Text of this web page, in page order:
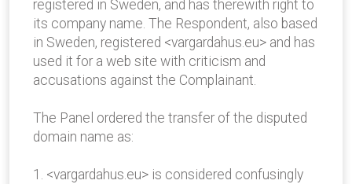
registered in Sweden, and has therewith right to
its company name. The Respondent, also based
in Sweden, registered <vargardahus.eu> and has
used it for a web site with criticism and
accusations against the Complainant.
The Panel ordered the transfer of the disputed
domain name as:
1. <vargardahus.eu> is considered confusingly